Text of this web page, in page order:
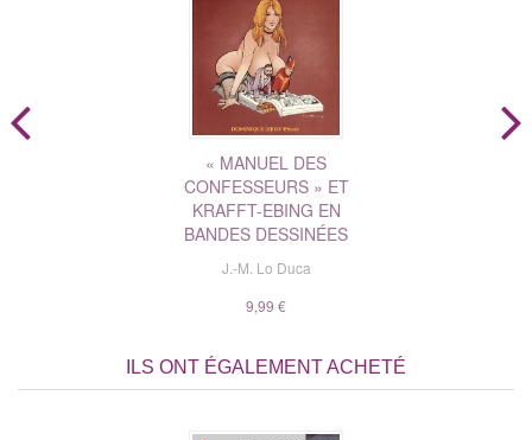
« MANUEL DES
CONFESSEURS » ET
KRAFFT-EBING EN
BANDES DESSINÉES
J.-M. Lo Duca
9,99 €
ILS ONT ÉGALEMENT ACHETÉ